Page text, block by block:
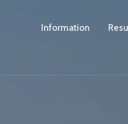
Information